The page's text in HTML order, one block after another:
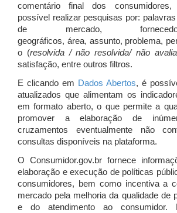
comentário final dos
possível realizar pesquisas por:
de mercado,
geográficos, área, assunto, problema,
o (resolvida / não resolvida/ não
satisfação, entre outros filtros.
E clicando em Dados Abertos, é
atualizados que alimentam os
em formato aberto, o que permite a
promover a elaboração de
cruzamentos eventualmente não
consultas disponíveis na plataforma.
O Consumidor.gov.br fornece
elaboração e execução de políticas
consumidores, bem como incentiva a
mercado pela melhoria da qualidade de
e do atendimento ao consumidor.